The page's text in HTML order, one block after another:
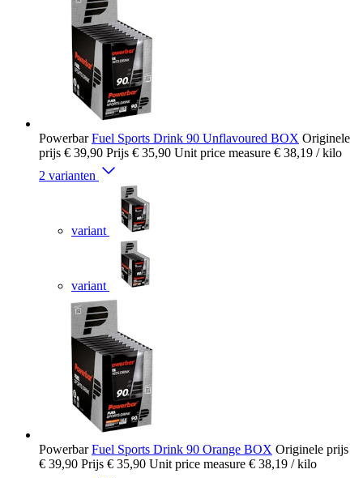
Powerbar Fuel Sports Drink 90 Unflavoured BOX Originele
prijs € 39,90 Prijs € 35,90 Unit price measure € 38,19 / kilo
2 varianten
variant
variant
Powerbar Fuel Sports Drink 90 Orange BOX Originele prijs
€ 39,90 Prijs € 35,90 Unit price measure € 38,19 / kilo